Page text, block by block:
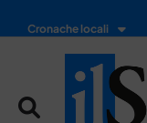
Cronache locali